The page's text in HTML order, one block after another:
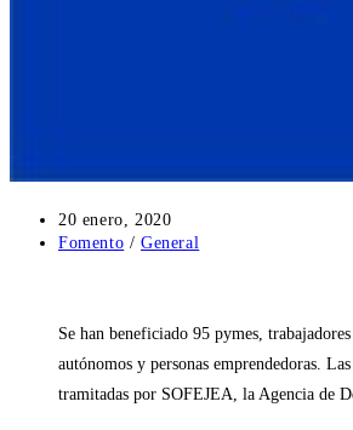
Publicación
de
20 enero, 2020
Categoría
Fomento / General
Se han beneficiado 95 pymes,
autónomos y personas emprendedoras.
tramitadas por SOFEJEA, la Agencia de